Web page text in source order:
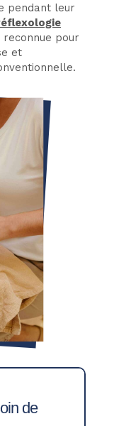
pendant leur
pour
et
de